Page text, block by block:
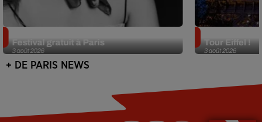
3 août 2026
Festival gratuit à Paris
3 août 2026
Tour Eiffel !
+ DE PARIS NEWS